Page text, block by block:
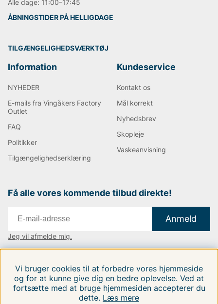
Alle dage: 11:00–17:45
ÅBNINGSTIDER PÅ HELLIGDAGE
TILGÆNGELIGHEDSVÆRKTØJ
Information
NYHEDER
E-mails fra Vingåkers Factory
Outlet
FAQ
Politikker
Tilgængelighedserklæring
Kundeservice
Kontakt os
Mål korrekt
Nyhedsbrev
Skopleje
Vaskeanvisning
Få alle vores kommende tilbud direkte!
Anmeld
Jeg vil afmelde mig.
Følg os på vores sociale medier.
Vi bruger cookies til at forbedre vores hjemmeside
og for at kunne give dig en bedre oplevelse. Ved at
fortsætte med at bruge hjemmesiden accepterer du
dette. Læs mere